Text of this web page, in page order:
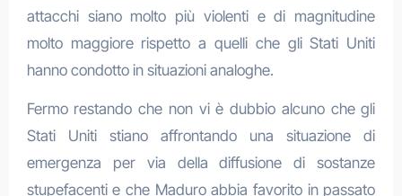
attacchi siano molto più violenti e di magnitudine
molto maggiore rispetto a quelli che gli Stati Uniti
hanno condotto in situazioni analoghe.
Fermo restando che non vi è dubbio alcuno che gli
Stati Uniti stiano affrontando una situazione di
emergenza per via della diffusione di sostanze
stupefacenti e che Maduro abbia favorito in passato